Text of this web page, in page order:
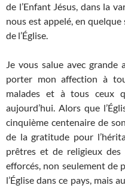
de l’Enfant Jésus, dans la
nous est appelé, en
de l’Église.
Je vous salue avec
porter mon affection à
malades et à tous ceux
aujourd’hui. Alors que
cinquième centenaire de
de la gratitude pour
prêtres et de religieux des
efforcés, non seulement de
l’Église dans ce pays, mais